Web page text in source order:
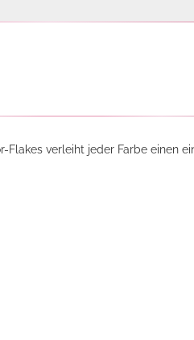
verleiht jeder Farbe einen